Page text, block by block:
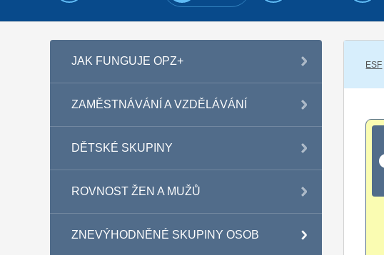
JAK FUNGUJE OPZ+
ZAMĚSTNÁVÁNÍ A VZDĚLÁVÁNÍ
DĚTSKÉ SKUPINY
ROVNOST ŽEN A MUŽŮ
ZNEVÝHODNĚNÉ SKUPINY OSOB
ESF